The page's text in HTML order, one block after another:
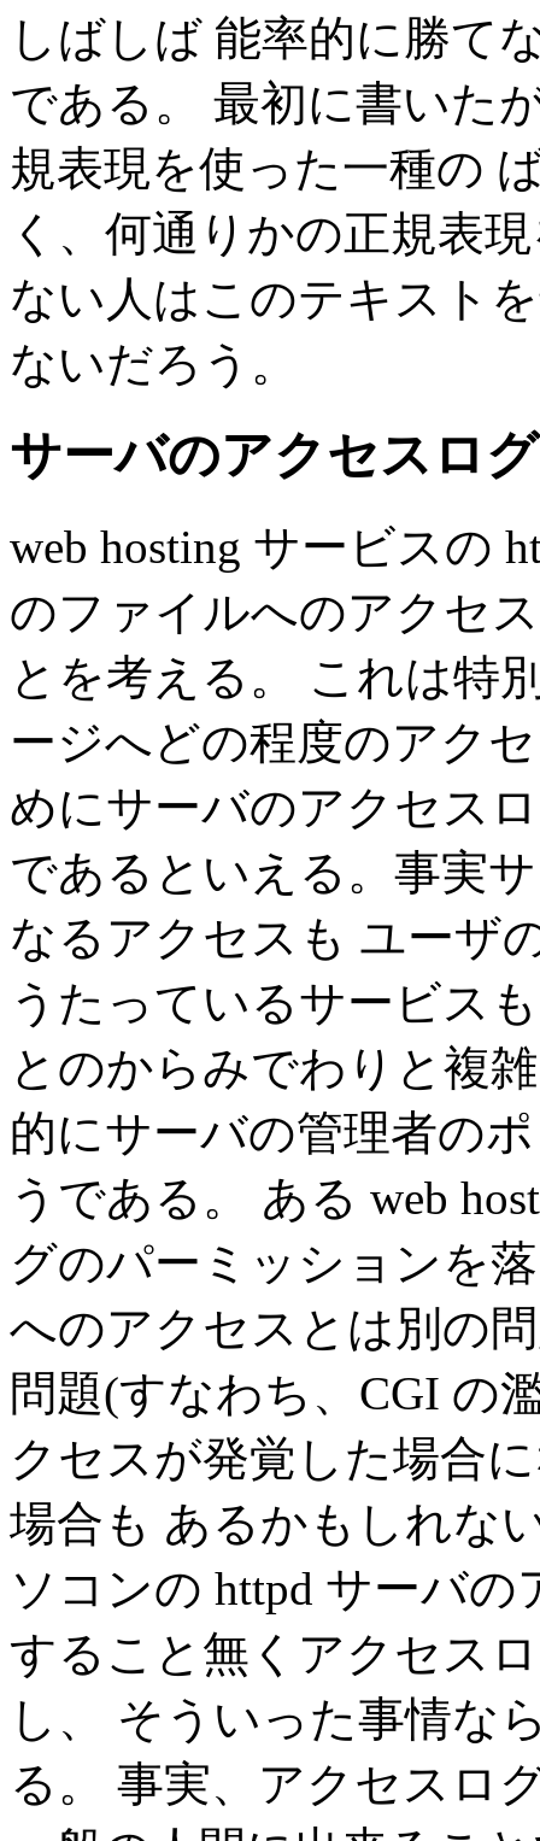
しばしば 能率的に勝て
である。 最初に書いた
規表現を使った一種の
く、何通りかの正規表
ない人はこのテキスト
ないだろう。
サーバのアクセスロ
web hosting サービスの
のファイルへのアクセ
とを考える。 これは特
ージへどの程度のアク
めにサーバのアクセス
であるといえる。事実
なるアクセスも ユーザ
うたっているサービス
とのからみでわりと複
的にサーバの管理者の
うである。 ある web
グのパーミッションを
へのアクセスとは別の
問題(すなわち、CGI の
クセスが発覚した場合
場合も あるかもしれな
ソコンの httpd サーバ
すること無くアクセス
し、 そういった事情な
る。 事実、アクセスロ